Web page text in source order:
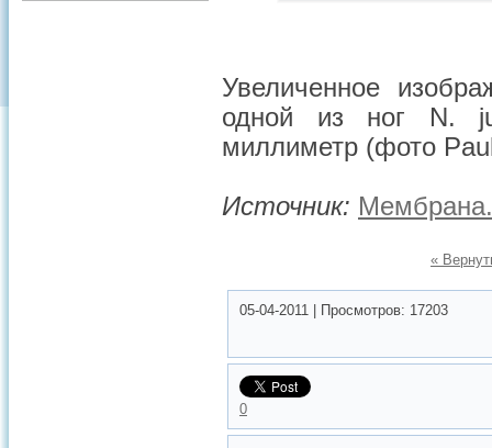
Увеличенное
одной из ног N.
миллиметр (фото
Источник:
«
05-04-2011 Просмотров: 17203
0